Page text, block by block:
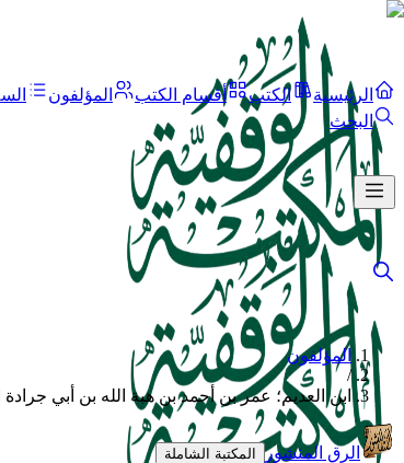
الرئيسية الكتب أقسام الكتب المؤلفون
البحث
المؤلفون
/
ابن العديم؛ عمر بن أحمد بن هبة الله بن أبي جرادة
الرق المنشور المكتبة الشاملة